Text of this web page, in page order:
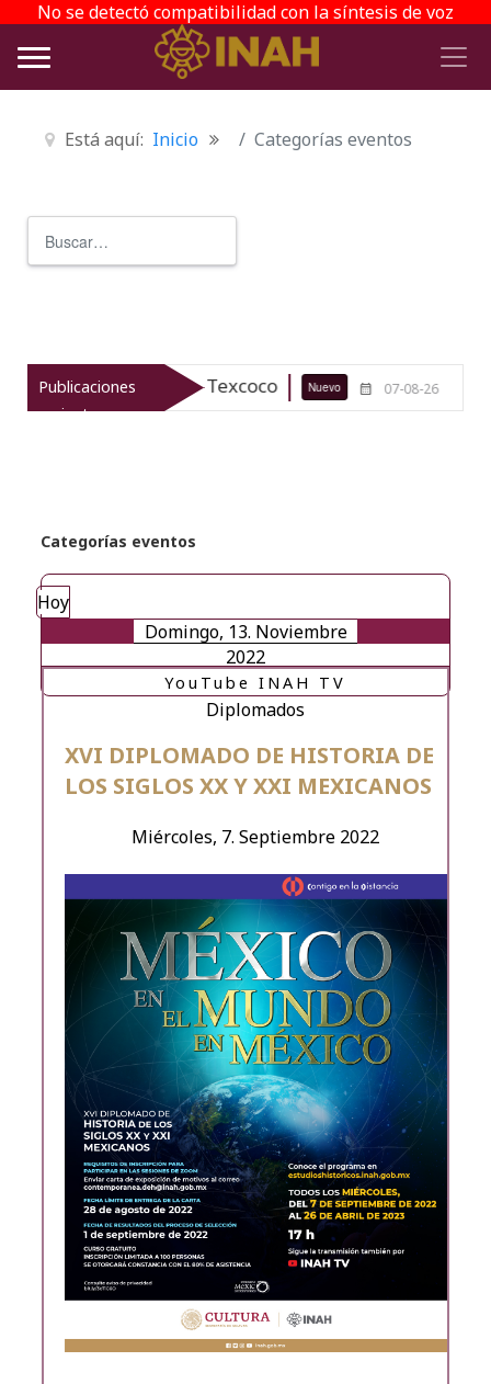
No se detectó compatibilidad con la síntesis de voz
Está aquí: Inicio Categorías eventos
Publicaciones
recientes
de Texcoco Nuevo 07-08-26 El viaje
Categorías eventos
Hoy
Domingo, 13. Noviembre
2022
Miércoles, 7. Septiembre 2022
XVI DIPLOMADO DE HISTORIA DE
LOS SIGLOS XX Y XXI MEXICANOS
Diplomados
YouTube INAH TV